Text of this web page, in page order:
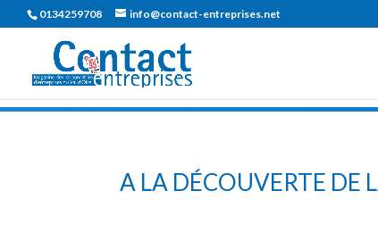
0134259708 info@contact-entreprises.net
A LA DÉCOUVERTE DE